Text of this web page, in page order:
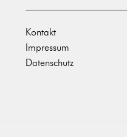
Kontakt
Impressum
Datenschutz